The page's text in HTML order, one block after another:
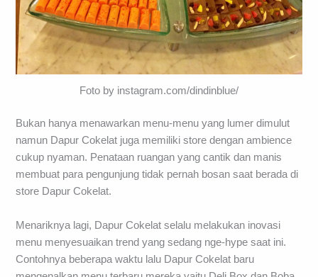
Foto by instagram.com/dindinblue/
Bukan hanya menawarkan menu-menu yang lumer dimulut
namun Dapur Cokelat juga memiliki store dengan ambience
cukup nyaman. Penataan ruangan yang cantik dan manis
membuat para pengunjung tidak pernah bosan saat berada di
store Dapur Cokelat.
Menariknya lagi, Dapur Cokelat selalu melakukan inovasi
menu menyesuaikan trend yang sedang nge-hype saat ini.
Contohnya beberapa waktu lalu Dapur Cokelat baru